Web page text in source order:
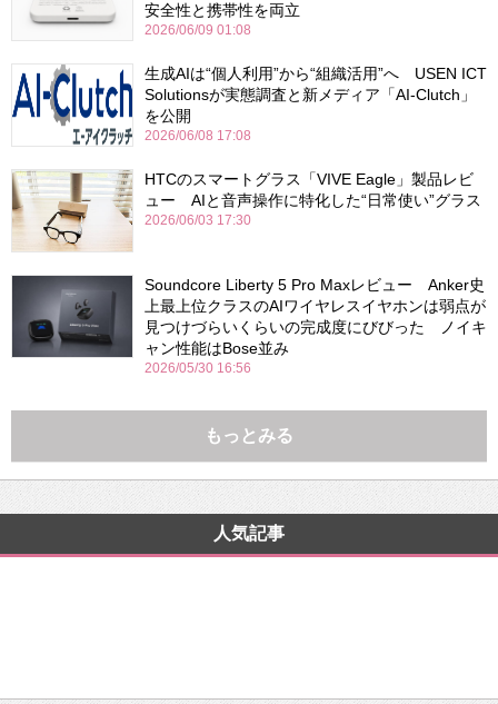
安全性と携帯性を両立
2026/06/09 01:08
生成AIは“個人利用”から“組織活用”へ USEN ICT
Solutionsが実態調査と新メディア「AI-Clutch」
を公開
2026/06/08 17:08
HTCのスマートグラス「VIVE Eagle」製品レビ
ュー AIと音声操作に特化した“日常使い”グラス
2026/06/03 17:30
Soundcore Liberty 5 Pro Maxレビュー Anker史
上最上位クラスのAIワイヤレスイヤホンは弱点が
見つけづらいくらいの完成度にびびった ノイキ
ャン性能はBose並み
2026/05/30 16:56
もっとみる
人気記事